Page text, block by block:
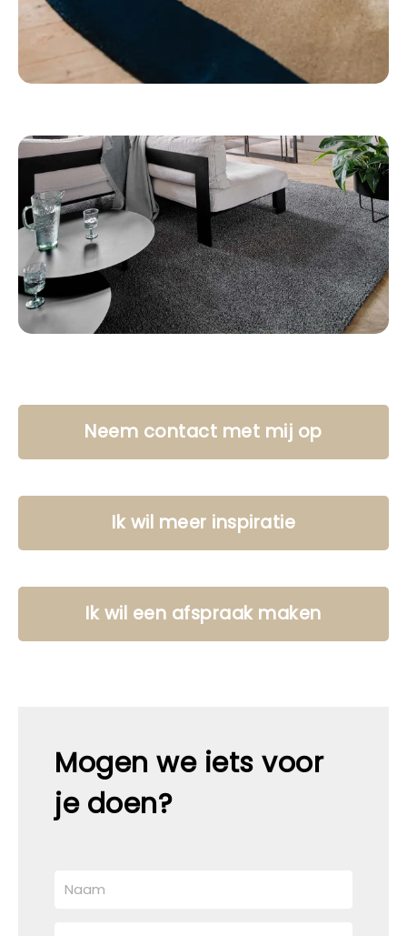
Neem contact met mij op
Ik wil meer inspiratie
Ik wil een afspraak maken
Mogen we iets voor
je doen?